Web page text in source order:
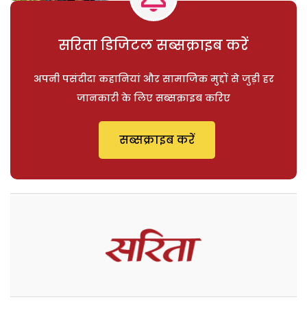
सरिता डिजिटल सब्सक्राइब करें
अपनी पसंदीदा कहानियां और सामाजिक मुद्दों से जुड़ी हर
जानकारी के लिए सब्सक्राइब करिए
सब्सक्राइब करें